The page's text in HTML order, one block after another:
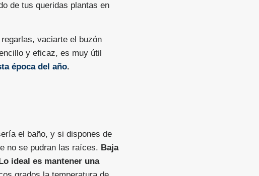
de tus queridas plantas en
vaciarte el buzón
y eficaz, es muy útil
época del año.
el baño, y si dispones de
no se pudran las raíces. Baja
Lo ideal es mantener una